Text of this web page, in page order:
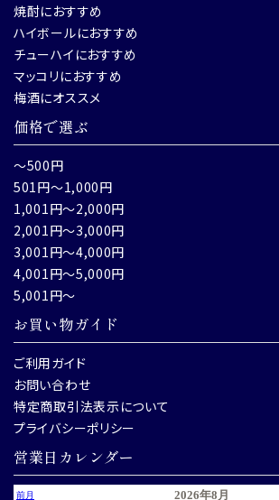
焼酎におすすめ
ハイボールにおすすめ
チューハイにおすすめ
マッコリにおすすめ
梅酒にオススメ
価格で選ぶ
～500円
501円～1,000円
1,001円～2,000円
2,001円～3,000円
3,001円～4,000円
4,001円～5,000円
5,001円～
お買い物ガイド
ご利用ガイド
お問い合わせ
特定商取引法表示について
プライバシーポリシー
営業日カレンダー